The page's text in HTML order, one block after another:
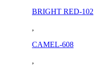
BRIGHT RED-102
,
CAMEL-608
,